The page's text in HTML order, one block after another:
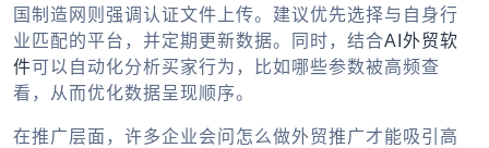
国制造网则强调认证文件上传。建议优先选择与自身行
业匹配的平台，并定期更新数据。同时，结合AI外贸软
件可以自动化分析买家行为，比如哪些参数被高频查
看，从而优化数据呈现顺序。
在推广层面，许多企业会问怎么做外贸推广才能吸引高